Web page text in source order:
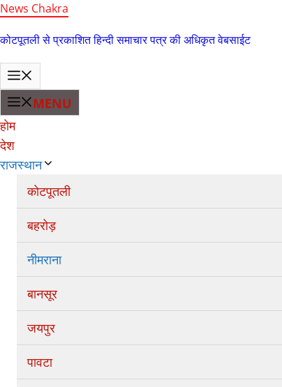
Skip
content
News Chakra
कोटपूतली से प्रकाशित हिन्दी समाचार पत्र की अधिकृत वेबसाईट
MENU
होम
देश
राजस्थान
कोटपूतली
बहरोड़
नीमराना
बानसूर
जयपुर
पावटा